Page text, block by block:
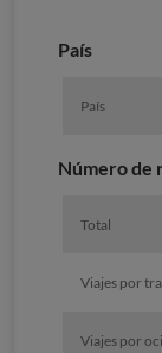
País
País
Número de
Total
Viajes por
Viajes por